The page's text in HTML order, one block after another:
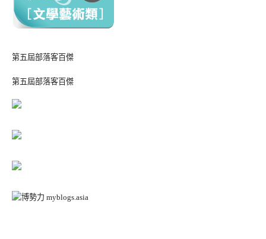
第五屆部落客百傑
第五屆部落客百傑